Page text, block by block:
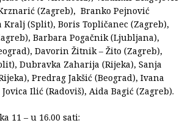
(Zagreb), Branko Pejnović
(Split), Boris Topličanec (Zagreb),
Barbara Pogačnik (Ljubljana),
Davorin Žitnik – Žito (Zagreb),
Dubravka Zaharija (Rijeka), Sanja
Predrag Jakšić (Beograd), Ivana
Ilić (Radoviš), Aida Bagić (Zagreb).
11 – u 16.00 sati: